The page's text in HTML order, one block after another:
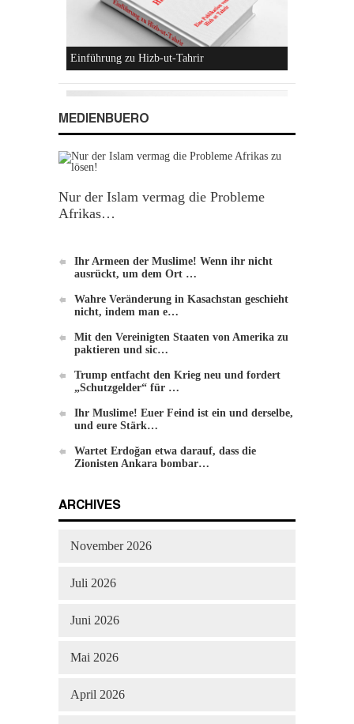
Hizb-ut-Tahrir
Einführung zu Hizb-ut-Tahrir
Die Methode von Hizb-ut-Tahrir zur
Veränderung
Konzeptionen von Hizb-ut-Tahrir
MEDIENBUERO
Nur der Islam vermag die Probleme
Afrikas…
Ihr Armeen der Muslime! Wenn ihr nicht
ausrückt, um dem Ort …
Wahre Veränderung in Kasachstan geschieht
nicht, indem man e…
Mit den Vereinigten Staaten von Amerika zu
paktieren und sic…
Trump entfacht den Krieg neu und fordert
„Schutzgelder“ für …
Ihr Muslime! Euer Feind ist ein und derselbe,
und eure Stärk…
Wartet Erdoğan etwa darauf, dass die
Zionisten Ankara bombar…
ARCHIVES
November 2026
Juli 2026
Juni 2026
Mai 2026
April 2026